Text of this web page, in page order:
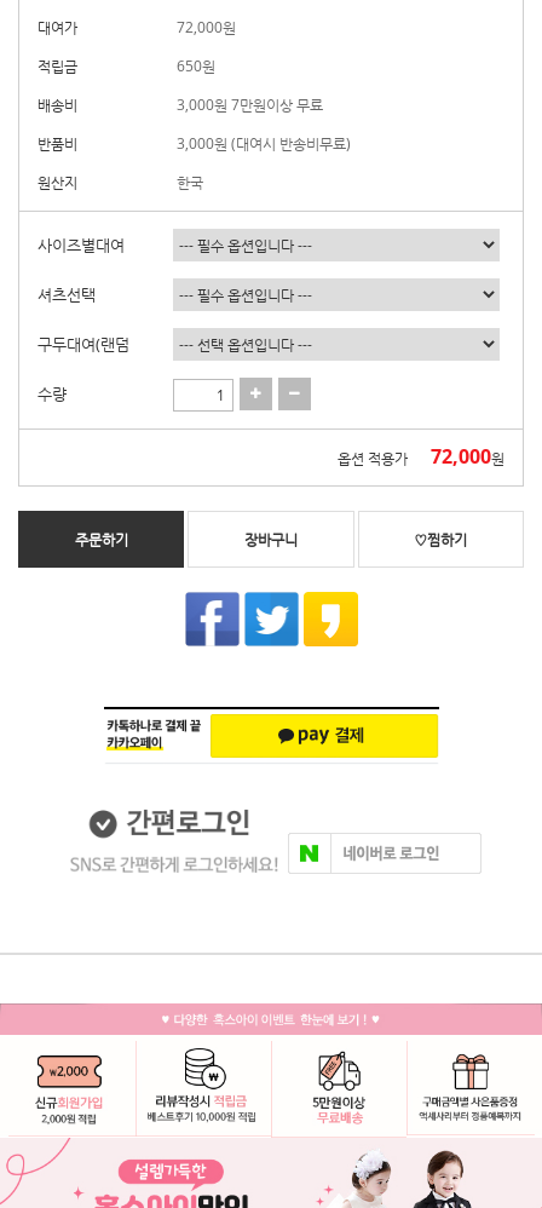
대여가
72,000원
적립금
650원
배송비
3,000원 7만원이상 무료
반품비
3,000원 (대여시 반송비무료)
원산지
한국
사이즈별대여
셔츠선택
구두대여(랜덤
수량
옵션 적용가 72,000원
주문하기 장바구니 ♡찜하기